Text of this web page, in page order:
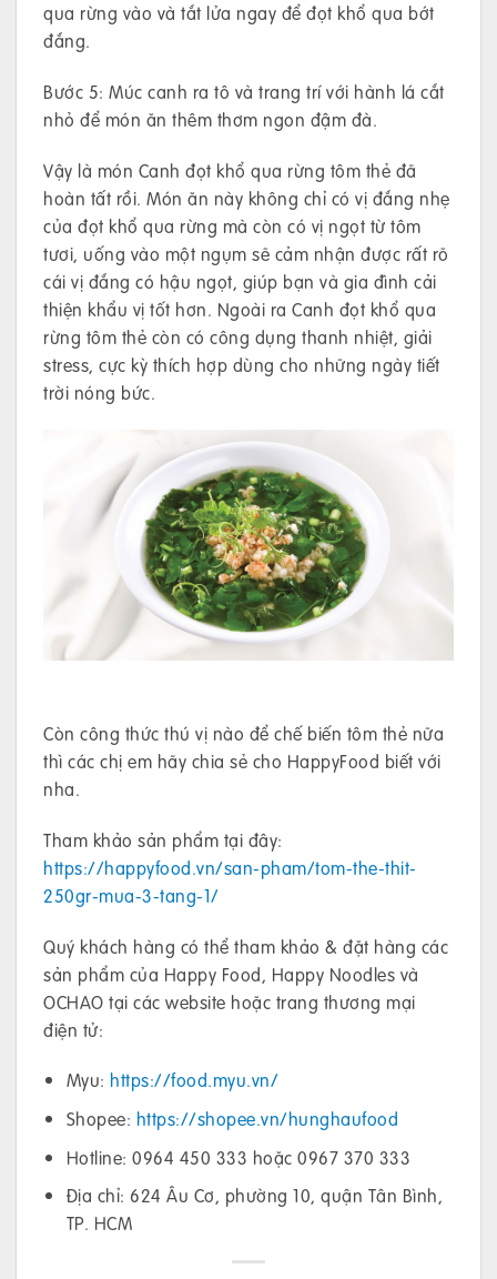
qua rừng vào và tắt lửa ngay để đọt khổ qua bớt
đắng.
Bước 5: Múc canh ra tô và trang trí với hành lá cắt
nhỏ để món ăn thêm thơm ngon đậm đà.
Vậy là món Canh đọt khổ qua rừng tôm thẻ đã
hoàn tất rồi. Món ăn này không chỉ có vị đắng nhẹ
của đọt khổ qua rừng mà còn có vị ngọt từ tôm
tươi, uống vào một ngụm sẽ cảm nhận được rất rõ
cái vị đắng có hậu ngọt, giúp bạn và gia đình cải
thiện khẩu vị tốt hơn. Ngoài ra Canh đọt khổ qua
rừng tôm thẻ còn có công dụng thanh nhiệt, giải
stress, cực kỳ thích hợp dùng cho những ngày tiết
trời nóng bức.
Còn công thức thú vị nào để chế biến tôm thẻ nữa
thì các chị em hãy chia sẻ cho HappyFood biết với
nha.
Tham khảo sản phẩm tại đây:
https://happyfood.vn/san-pham/tom-the-thit-
250gr-mua-3-tang-1/
Quý khách hàng có thể tham khảo & đặt hàng các
sản phẩm của Happy Food, Happy Noodles và
OCHAO tại các website hoặc trang thương mại
điện tử:
Myu: https://food.myu.vn/
Shopee: https://shopee.vn/hunghaufood
Hotline: 0964 450 333 hoặc 0967 370 333
Địa chỉ: 624 Âu Cơ, phường 10, quận Tân Bình,
TP. HCM